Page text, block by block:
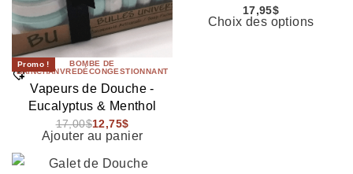
Promo !
BOMBE DE
BAINCHANVREDÉCONGESTIONNANT
Vapeurs de Douche -
Eucalyptus & Menthol
17,00$12,75$
Ajouter au panier
17,95$
Choix des options